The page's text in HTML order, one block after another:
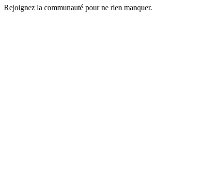
Rejoignez la communauté pour ne rien manquer.